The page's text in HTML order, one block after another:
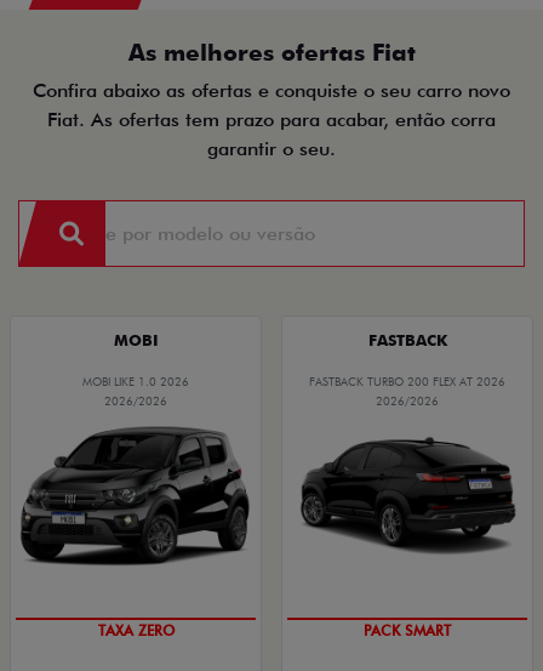
As melhores ofertas Fiat
Confira abaixo as ofertas e conquiste o seu carro novo
Fiat. As ofertas tem prazo para acabar, então corra
garantir o seu.
MOBI
MOBI LIKE 1.0 2026
2026/2026
TAXA ZERO
FASTBACK
FASTBACK TURBO 200 FLEX AT 2026
2026/2026
PACK SMART